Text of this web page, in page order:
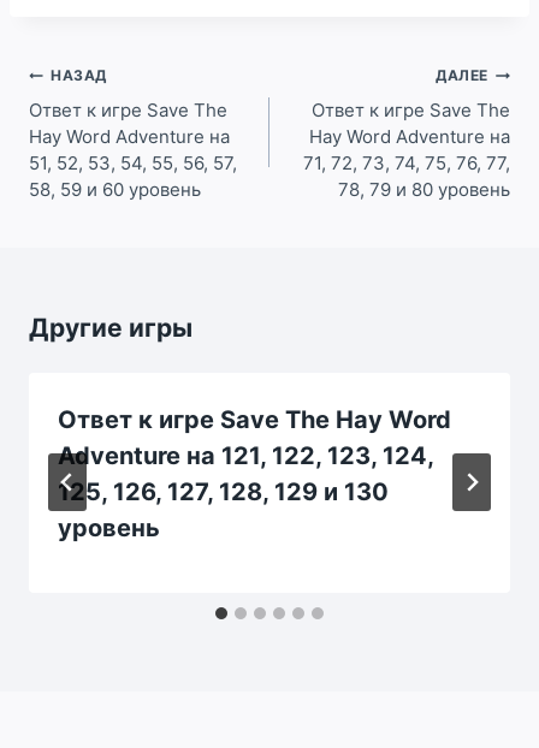
Навигация
по
записям
НАЗАД
Ответ к игре Save The
Hay Word Adventure на
51, 52, 53, 54, 55, 56, 57,
58, 59 и 60 уровень
ДАЛЕЕ
Ответ к игре Save The
Hay Word Adventure на
71, 72, 73, 74, 75, 76, 77,
78, 79 и 80 уровень
Другие игры
Ответ к игре Save The Hay Word
Adventure на 121, 122, 123, 124,
125, 126, 127, 128, 129 и 130
уровень